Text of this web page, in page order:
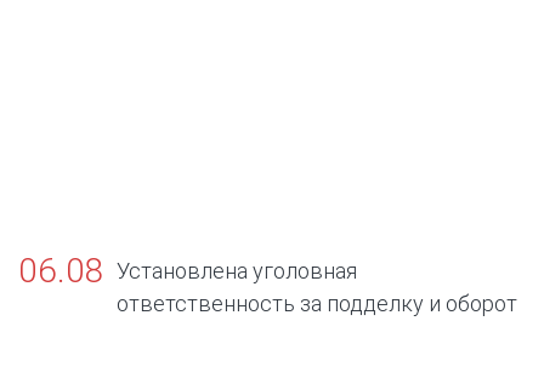
06.08 Установлена уголовная
ответственность за подделку и оборот